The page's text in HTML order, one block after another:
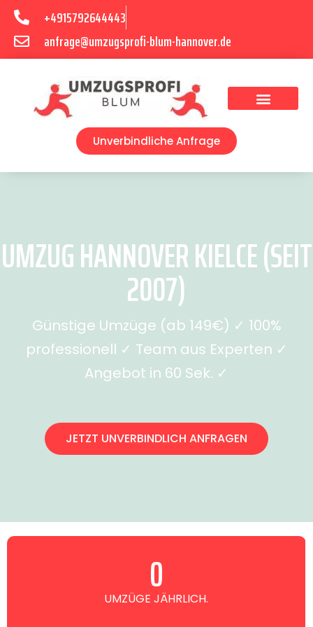
+4915792644443
anfrage@umzugsprofi-blum-hannover.de
Unverbindliche Anfrage
UMZUG HANNOVER KIELCE (SEIT
2007)
Günstige Umzüge (ab 149€) ✓ 100%
professionell ✓ Team aus Experten ✓
Angebot in 60 Sek. ✓
JETZT UNVERBINDLICH ANFRAGEN
UMZÜGE JÄHRLICH.
0